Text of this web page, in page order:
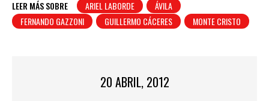
LEER MÁS SOBRE ARIEL LABORDE
ÁVILA
FERNANDO GAZZONI
GUILLERMO CÁCERES MONTE CRISTO
20 ABRIL, 2012